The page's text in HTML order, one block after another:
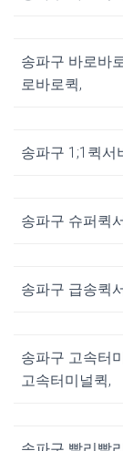
송파구 바로
로바로퀵,
송파구 1;1퀵
송파구 슈퍼
송파구 급송
송파구 고속
고속터미널퀵,